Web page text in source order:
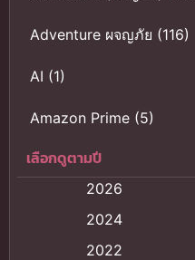
Adventure ผจญภัย (116)
AI (1)
Amazon Prime (5)
Anal (ประตูหลัง)
Animation การ์ตูน
เลือกดูตามปี
2026
2024
2022